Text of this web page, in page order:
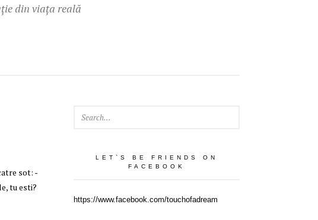
din viața reală
sot: -
tu esti?
LET`S BE FRIENDS ON
FACEBOOK
https://www.facebook.com/touchofadream